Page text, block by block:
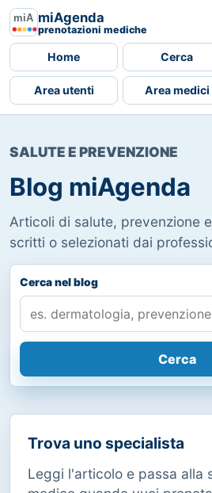
miAgenda
prenotazioni mediche
Home Cerca
Area utenti Area medici
SALUTE E PREVENZIONE
Blog miAgenda
Articoli di salute, prevenzione
scritti o selezionati dai
Cerca nel blog
Cerca
Trova uno specialista
Leggi l'articolo e passa alla